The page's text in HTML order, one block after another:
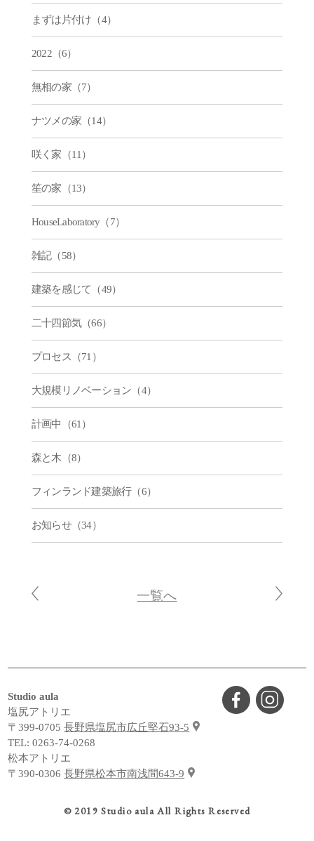
まずは片付け（4）
2022（6）
無相の家（7）
ナツメの家（14）
咲く家（11）
笙の家（13）
HouseLaboratory（7）
雑記（58）
建築を感じて（49）
二十四節気（66）
プロセス（71）
大規模リノベーション（4）
計画中（61）
森と木（8）
フィンランド建築旅行（6）
お知らせ（34）
一覧へ
Studio aula
塩尻アトリエ
〒399-0705 長野県塩尻市広丘堅石93-5
TEL:0263-74-0268
松本アトリエ
〒390-0306 長野県松本市南浅間643-9
© 2019 Studio aula All Rights Reserved